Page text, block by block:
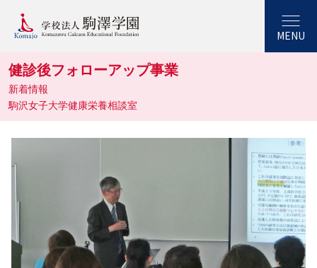
MENU
健診後フォローアップ事業
新着情報
駒沢女子大学健康栄養相談室